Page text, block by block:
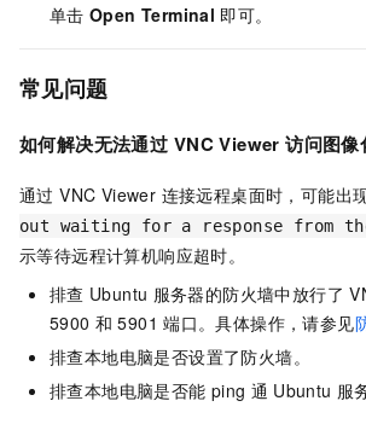
单击 Open Terminal 即可。
常见问题
如何解决无法通过 VNC Viewer 访问图像
通过 VNC Viewer 连接远程桌面时，可能出
out waiting for a response from
示等待远程计算机响应超时。
排查 Ubuntu 服务器的防火墙中放行了
5900 和 5901 端口。具体操作，请参见
排查本地电脑是否设置了防火墙。
排查本地电脑是否能 ping 通 Ubuntu 服